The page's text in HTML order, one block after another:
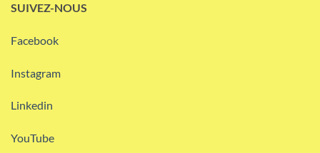
SUIVEZ-NOUS
Facebook
Instagram
Linkedin
YouTube